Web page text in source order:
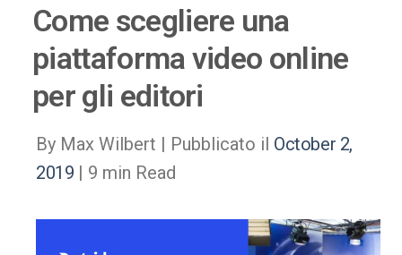
Come scegliere una
piattaforma video online
per gli editori
By Max Wilbert | Pubblicato il October 2,
2019 | 9 min Read